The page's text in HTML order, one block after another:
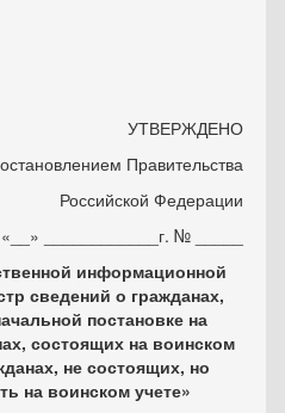
УТВЕРЖДЕНО
Правительства
Российской Федерации
____________г. № _____
информационной
сведений о гражданах,
постановке на
состоящих на воинском
не состоящих, но
на воинском учете»